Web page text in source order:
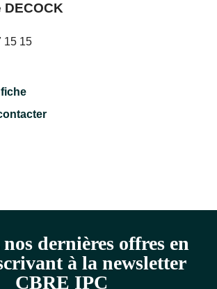
15 15
nos dernières offres en
à la newsletter
CBRE IPC